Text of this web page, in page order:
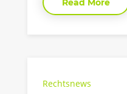
Read More
Rechtsnews